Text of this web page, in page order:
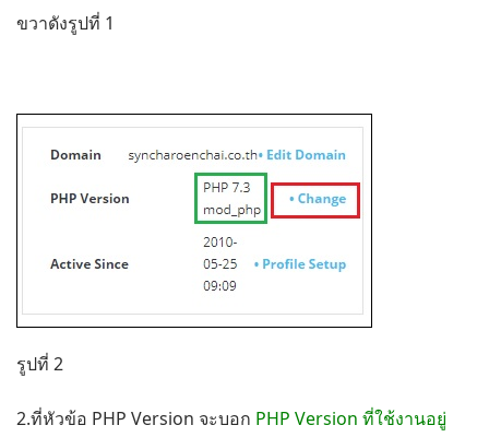
ขวาดังรูปที่ 1
รูปที่ 2
2.ที่หัวข้อ PHP Version จะบอก PHP Version ที่ใช้งานอยู่